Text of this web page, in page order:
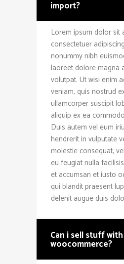
import?
Lorem ipsum dolor sit
consectetuer
nonummy nibh
laoreet dolore magna
volutpat. Ut wisi enim
veniam, quis nostrud
ullamcorper suscipit
aliquip ex ea
Duis autem vel eum
hendrerit in vulputate
molestie consequat,
eu feugiat nulla
et accumsan et iusto
qui blandit praesent
delenit augue duis
Can i sell stuff with
woocommerce?